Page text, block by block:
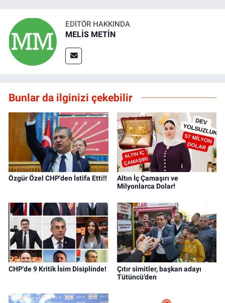
EDITÖR HAKKINDA
MELİS METİN
Bunlar da ilginizi çekebilir
Özgür Özel CHP'den İstifa Etti!!
Altın İç Çamaşırı ve
Milyonlarca Dolar!
CHP'de 9 Kritik İsim Disiplinde!
Çıtır simitler, başkan adayı
Tütüncü’den